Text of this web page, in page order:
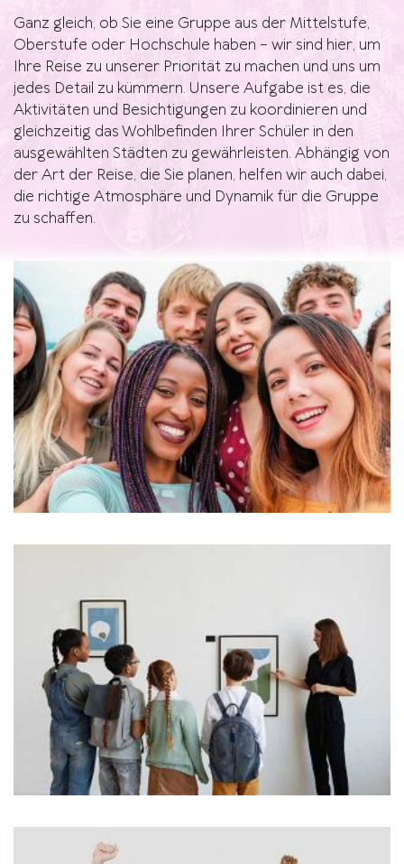
Ganz gleich, ob Sie eine Gruppe aus der Mittelstufe,
Oberstufe oder Hochschule haben – wir sind hier, um
Ihre Reise zu unserer Priorität zu machen und uns um
jedes Detail zu kümmern. Unsere Aufgabe ist es, die
Aktivitäten und Besichtigungen zu koordinieren und
gleichzeitig das Wohlbefinden Ihrer Schüler in den
ausgewählten Städten zu gewährleisten. Abhängig von
der Art der Reise, die Sie planen, helfen wir auch dabei,
die richtige Atmosphäre und Dynamik für die Gruppe
zu schaffen.